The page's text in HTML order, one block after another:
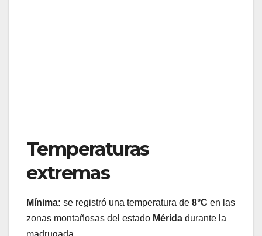
Temperaturas
extremas
Mínima: se registró una temperatura de 8°C en las
zonas montañosas del estado Mérida durante la